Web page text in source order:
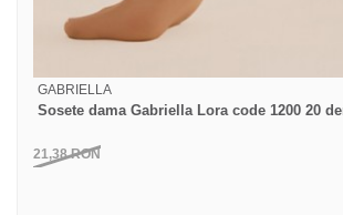
GABRIELLA
Sosete dama Gabriella Lora code 1200 20
21,38RON